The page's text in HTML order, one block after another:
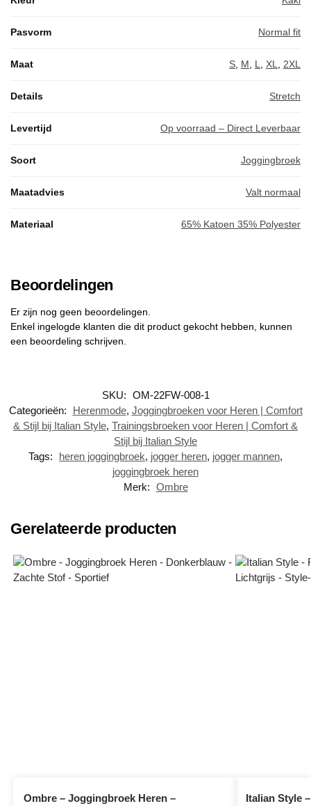
Pasvorm Normal fit
Maat S M L XL 2XL
Details Stretch
Levertijd Op voorraad – Direct Leverbaar
Soort Joggingbroek
Maatadvies Valt normaal
Materiaal 65% Katoen 35% Polyester
Beoordelingen
Er zijn nog geen beoordelingen.
Enkel ingelogde klanten die dit product gekocht hebben, kunnen
een beoordeling schrijven.
SKU: OM-22FW-008-1
Categorieën:
Herenmode, Joggingbroeken voor Heren | Comfort
& Stijl bij Italian Style, Trainingsbroeken voor Heren | Comfort &
Stijl bij Italian Style
Tags:
heren joggingbroek, jogger heren, jogger mannen,
joggingbroek heren
Merk: Ombre
Gerelateerde producten
Ombre – Joggingbroek Heren –
Italian Style